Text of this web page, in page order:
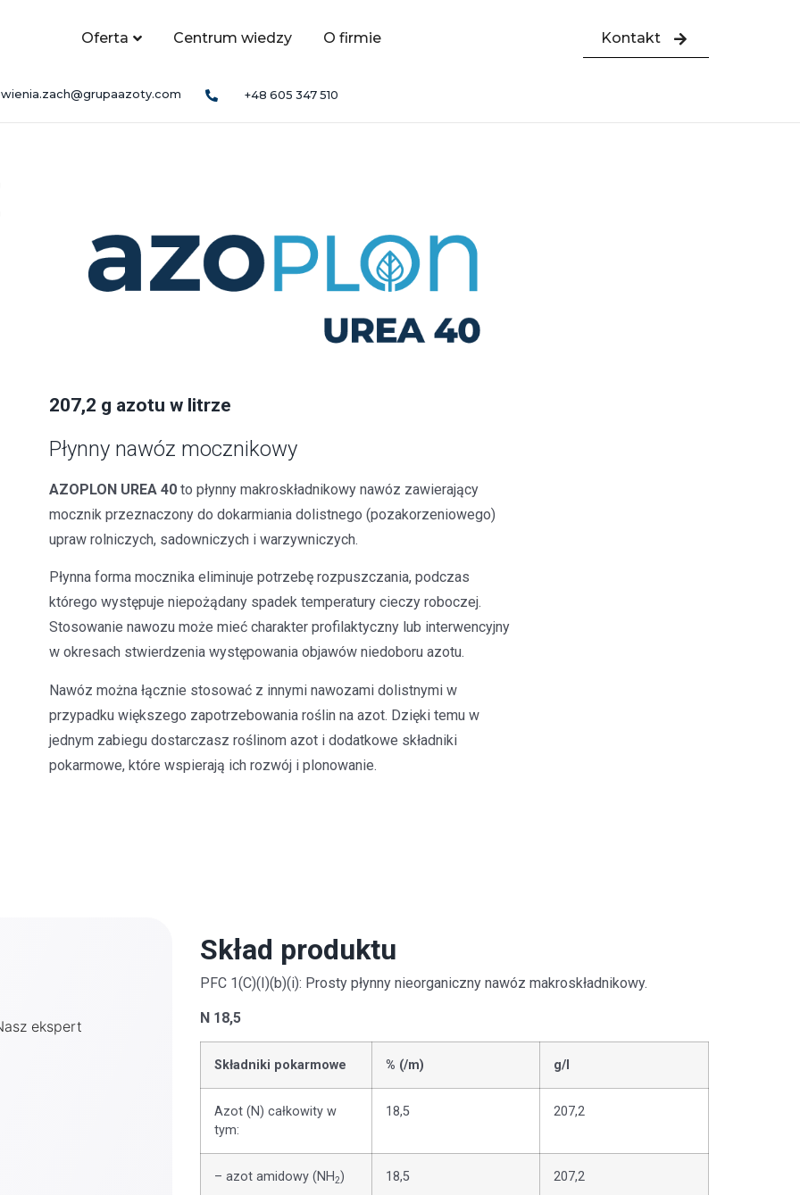
Oferta Centrum wiedzy O firmie Kontakt
+48 605 347 510
207,2 g azotu w litrze
Płynny nawóz mocznikowy
AZOPLON UREA 40 to płynny makroskładnikowy nawóz zawierający
mocznik przeznaczony do dokarmiania dolistnego (pozakorzeniowego)
upraw rolniczych, sadowniczych i warzywniczych.
Płynna forma mocznika eliminuje potrzebę rozpuszczania, podczas
którego występuje niepożądany spadek temperatury cieczy roboczej.
Stosowanie nawozu może mieć charakter profilaktyczny lub interwencyjny
w okresach stwierdzenia występowania objawów niedoboru azotu.
Nawóz można łącznie stosować z innymi nawozami dolistnymi w
przypadku większego zapotrzebowania roślin na azot. Dzięki temu w
jednym zabiegu dostarczasz roślinom azot i dodatkowe składniki
pokarmowe, które wspierają ich rozwój i plonowanie.
ekspert
Skład produktu
PFC 1(C)(I)(b)(i): Prosty płynny nieorganiczny nawóz makroskładnikowy.
N 18,5
Składniki pokarmowe % (/m) g/l
Azot (N) całkowity w
tym:
18,5 207,2
– azot amidowy (NH2) 18,5 207,2